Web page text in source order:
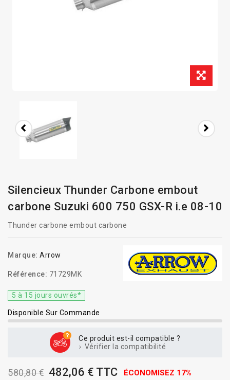
Silencieux Thunder Carbone embout
carbone Suzuki 600 750 GSX-R i.e 08-10
Thunder carbone embout carbone
Marque: Arrow
Référence: 71729MK
5 à 15 jours ouvrés*
Disponible Sur Commande
Ce produit est-il compatible ?
Vérifier la compatibilité
580,80 € 482,06 € TTC ÉCONOMISEZ 17%